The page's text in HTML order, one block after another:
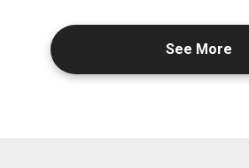
See More